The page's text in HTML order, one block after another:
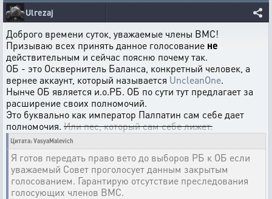
Ulrezaj
Доброго времени суток, уважаемые члены ВМС!
Призываю всех принять данное голосование не
действительным и сейчас поясню почему так.
ОБ - это Осквернитель Баланса, конкретный человек, а
вернее аккаунт, который называется UncleanOne.
Нынче ОБ является и.о.РБ. ОБ по сути тут предлагает за
расширение своих полномочий.
Это буквально как император Палпатин сам себе дает
полномочия. Или пес, который сам себе лижет.
Цитата: VasyaMalevich
Я готов передать право вето до выборов РБ к ОБ если
уважаемый Совет проголосует данным закрытым
голосованием. Гарантирую отсутствие преследования
голосующих членов ВМС.